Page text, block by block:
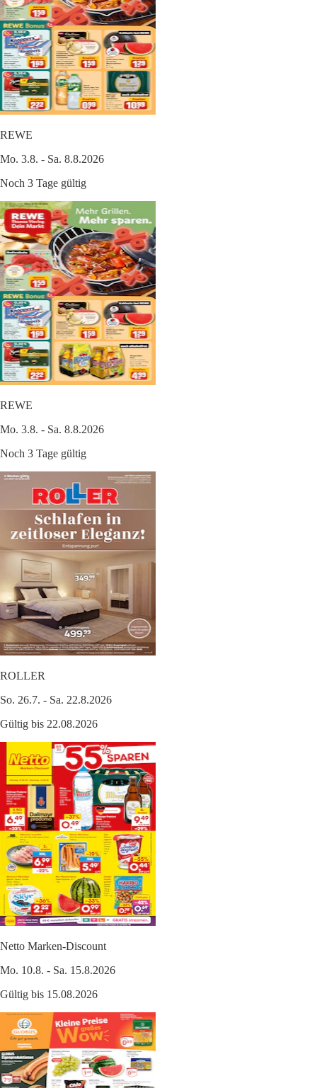
REWE
Mo. 3.8. - Sa. 8.8.2026
Noch 3 Tage gültig
REWE
Mo. 3.8. - Sa. 8.8.2026
Noch 3 Tage gültig
ROLLER
So. 26.7. - Sa. 22.8.2026
Gültig bis 22.08.2026
Netto Marken-Discount
Mo. 10.8. - Sa. 15.8.2026
Gültig bis 15.08.2026